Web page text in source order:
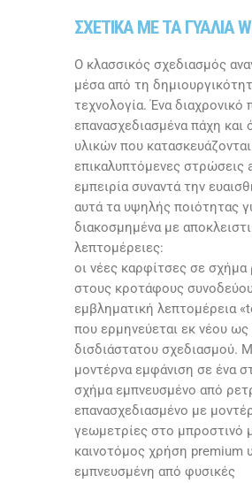
ΣΧΕΤΙΚΑ ΜΕ ΤΑ ΓΥΑΛΙΑ
Ο κλασσικός σχεδιασμός
μέσα από τη
τεχνολογία. Ένα διαχρονικό
επανασχεδιασμένα πάχη και
υλικών που
επικαλυπτόμενες στρώσεις
εμπειρία συναντά την
αυτά τα υψηλής ποιότητας
διακοσμημένα με
λεπτομέρειες:
οι νέες καρφίτσες σε
στους κροτάφους
εμβληματική λεπτομέρεια
που ερμηνεύεται εκ νέου ως
δισδιάστατου σχεδιασμού.
μοντέρνα εμφάνιση σε ένα
σχήμα εμπνευσμένο από
επανασχεδιασμένο με
γεωμετρίες στο μπροστινό
καινοτόμος χρήση premium
εμπνευσμένη από φυσικές